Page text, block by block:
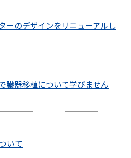
ーのデザインをリニューアルし
臓器移植について学びません
いて